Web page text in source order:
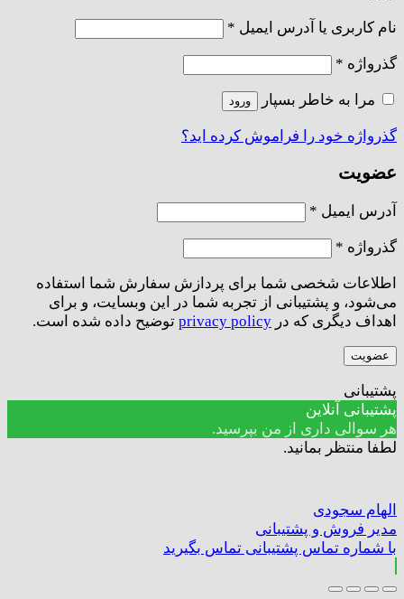
نام کاربری یا آدرس ایمیل *
گذرواژه *
مرا به خاطر بسپار ورود
گذرواژه خود را فراموش کرده اید؟
عضویت
آدرس ایمیل *
گذرواژه *
اطلاعات شخصی شما برای پردازش سفارش شما استفاده
می‌شود، و پشتیبانی از تجربه شما در این وبسایت، و برای
اهداف دیگری که در privacy policy توضیح داده شده است.
عضویت
پشتیبانی
پشتیبانی آنلاین
هر سوالی داری از من بپرسید.
لطفا منتظر بمانید.
الهام سجودی
مدیر فروش و پشتیبانی
با شماره تماس پشتیبانی تماس بگیرید